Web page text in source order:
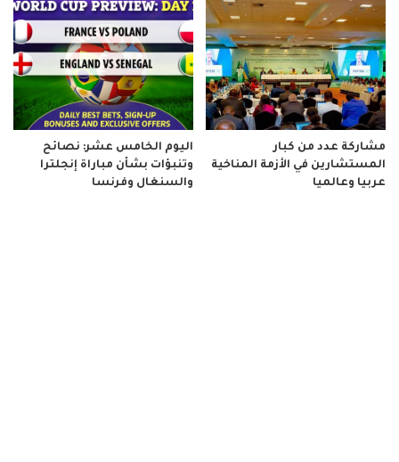
مشاركة عدد من كبار
المستشارين في الأزمة المناخية
عربيا وعالميا
اليوم الخامس عشر: نصائح
وتنبؤات بشأن مباراة إنجلترا
والسنغال وفرنسا